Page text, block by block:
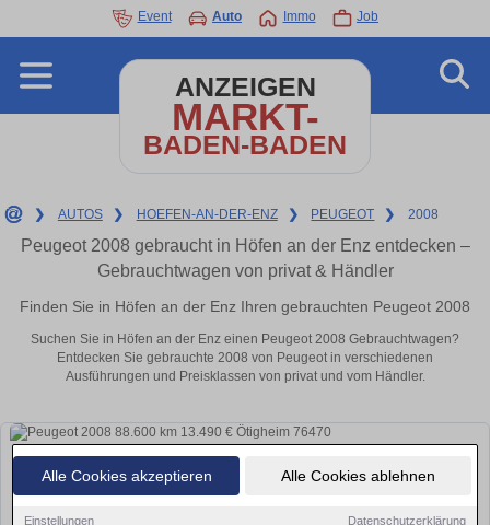
Alle Cookies akzeptieren Alle Cookies ablehnen
Einstellungen Datenschutzerklärung
Event Auto Immo Job
ANZEIGEN
MARKT-
BADEN-BADEN
❯ AUTOS ❯ HOEFEN-AN-DER-ENZ ❯ PEUGEOT ❯ 2008
Peugeot 2008 gebraucht in Höfen an der Enz entdecken –
Gebrauchtwagen von privat & Händler
Finden Sie in Höfen an der Enz Ihren gebrauchten Peugeot 2008
Suchen Sie in Höfen an der Enz einen Peugeot 2008 Gebrauchtwagen?
Entdecken Sie gebrauchte 2008 von Peugeot in verschiedenen
Ausführungen und Preisklassen von privat und vom Händler.